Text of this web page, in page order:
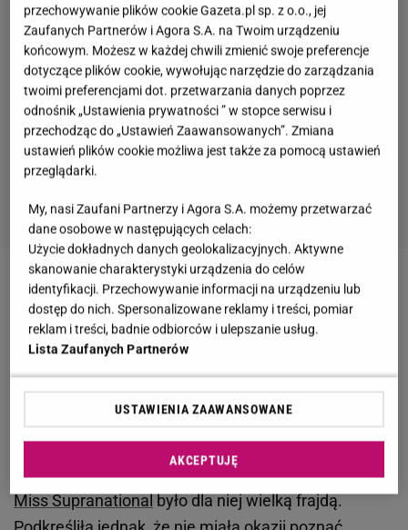
Zobacz wideoDaria Marx o rywalizacji ze
Steczkowską. Wspomina o sprawiedliwości
Daria Marx spełniała się w roli jurorki na
konkursach piękności. "Było mi bardzo trudno
wybrać zwyciężczynię"
Daria Marx przyznała, że bycie jurorką w konkursie
Miss Supranationalbyło dla niej wielką frajdą.
przechowywanie plików cookie Gazeta.pl sp. z o.o., jej
Zaufanych Partnerów i Agora S.A. na Twoim urządzeniu
końcowym. Możesz w każdej chwili zmienić swoje preferencje
dotyczące plików cookie, wywołując narzędzie do zarządzania
twoimi preferencjami dot. przetwarzania danych poprzez
odnośnik „Ustawienia prywatności ” w stopce serwisu i
przechodząc do „Ustawień Zaawansowanych”. Zmiana
ustawień plików cookie możliwa jest także za pomocą ustawień
przeglądarki.
My, nasi Zaufani Partnerzy i Agora S.A. możemy przetwarzać
dane osobowe w następujących celach:
Użycie dokładnych danych geolokalizacyjnych. Aktywne
skanowanie charakterystyki urządzenia do celów
identyfikacji. Przechowywanie informacji na urządzeniu lub
dostęp do nich. Spersonalizowane reklamy i treści, pomiar
reklam i treści, badnie odbiorców i ulepszanie usług.
Lista Zaufanych Partnerów
USTAWIENIA ZAAWANSOWANE
AKCEPTUJĘ